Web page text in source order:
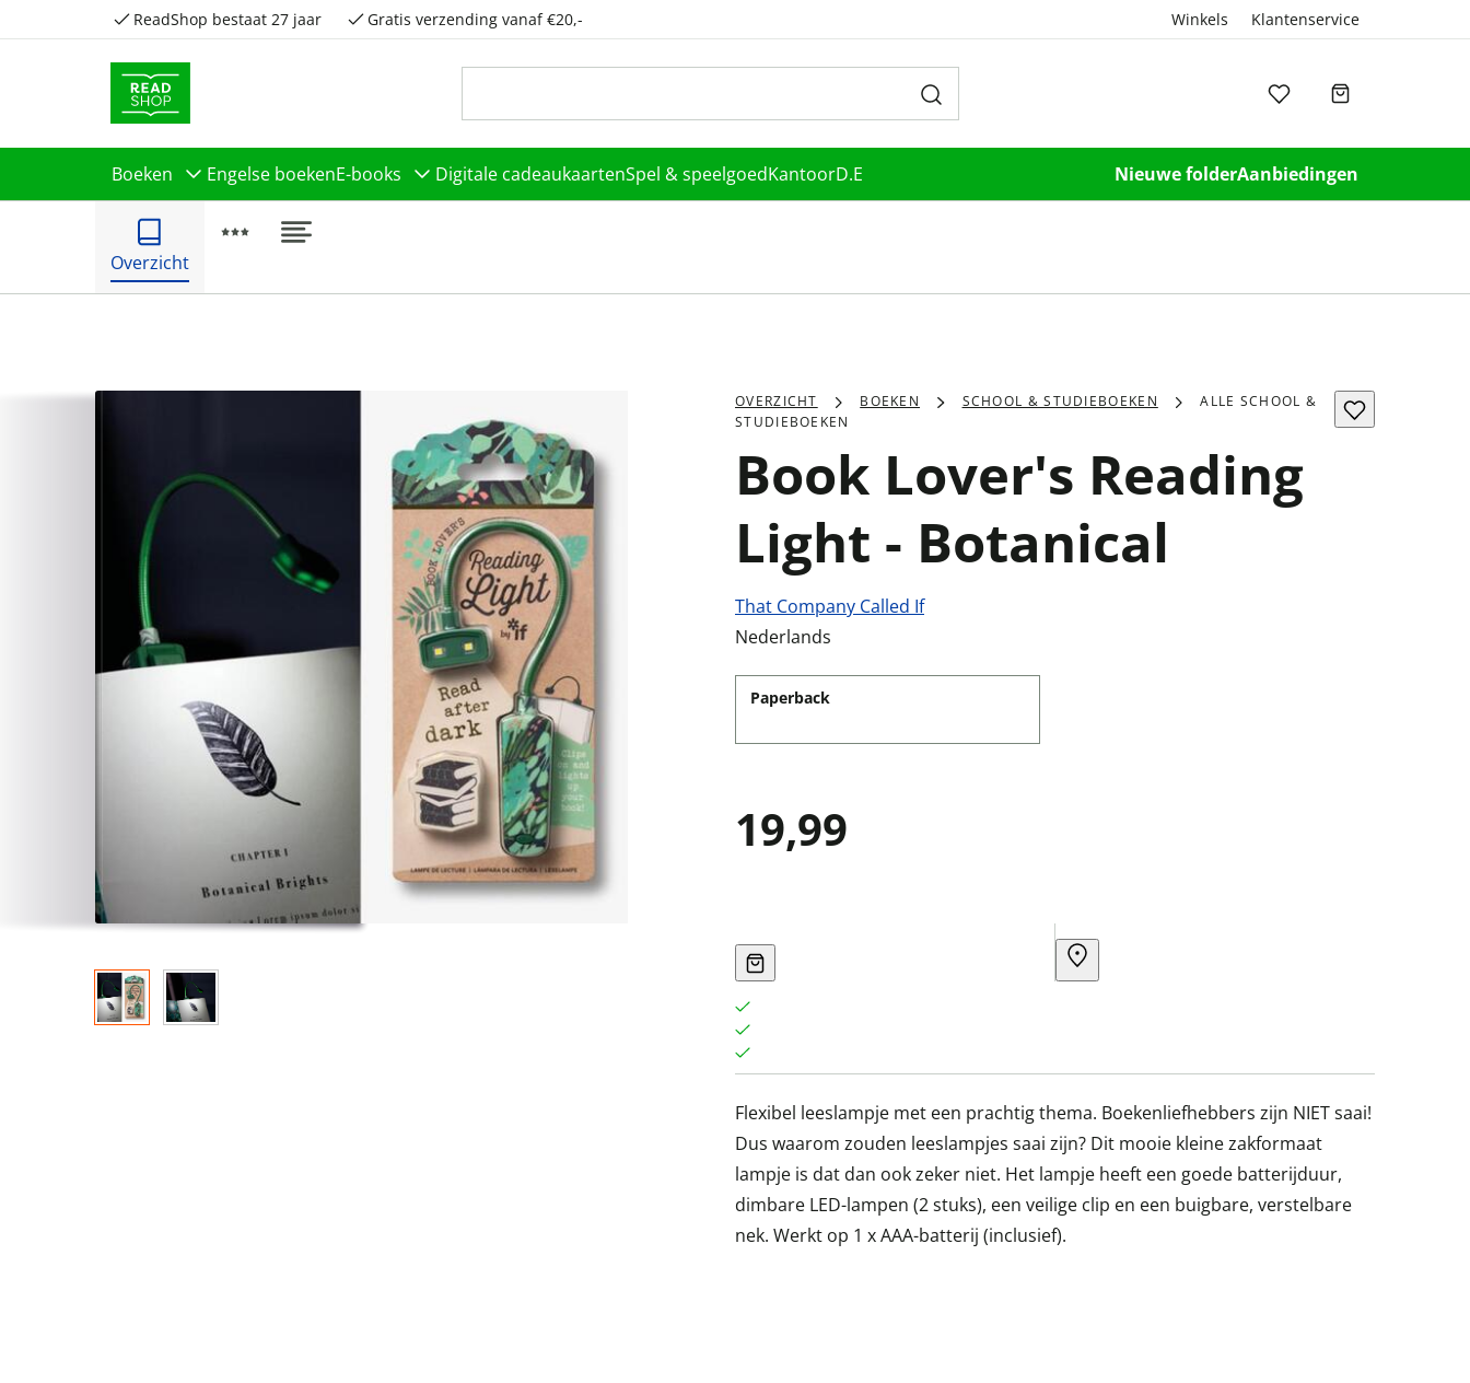
ReadShop bestaat 27 jaar Gratis verzending vanaf €20,- Winkels Klantenservice
Boeken Engelse boekenE-books Digitale cadeaukaartenSpel & speelgoedKantoorD.E Nieuwe folderAanbiedingen
Overzicht
OVERZICHT BOEKEN SCHOOL & STUDIEBOEKEN
ALLE SCHOOL &
STUDIEBOEKEN
Book Lover's Reading
Light - Botanical
That Company Called If
Nederlands
Paperback
19,99
Flexibel leeslampje met een prachtig thema. Boekenliefhebbers zijn NIET saai!
Dus waarom zouden leeslampjes saai zijn? Dit mooie kleine zakformaat
lampje is dat dan ook zeker niet. Het lampje heeft een goede batterijduur,
dimbare LED-lampen (2 stuks), een veilige clip en een buigbare, verstelbare
nek. Werkt op 1 x AAA-batterij (inclusief).